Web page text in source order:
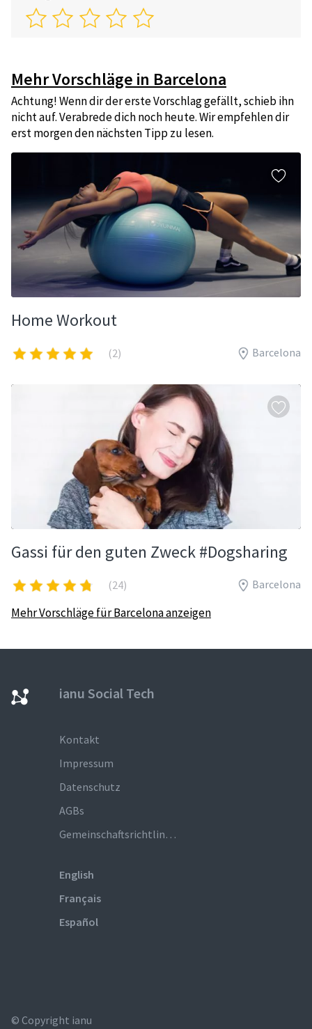
Mehr Vorschläge in Barcelona
Achtung! Wenn dir der erste Vorschlag gefällt, schieb ihn
nicht auf. Verabrede dich noch heute. Wir empfehlen dir
erst morgen den nächsten Tipp zu lesen.
Home Workout
(2) Barcelona
Gassi für den guten Zweck #Dogsharing
(24) Barcelona
Mehr Vorschläge für Barcelona anzeigen
ianu Social Tech
Kontakt
Impressum
Datenschutz
AGBs
Gemeinschaftsrichtlinien
English
Français
Español
© Copyright ianu